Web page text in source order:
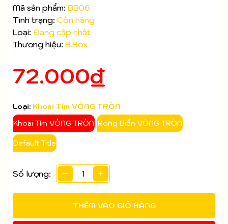
Mã sản phẩm: BB06
Tình trạng: Còn hàng
Loại: Đang cập nhật
Thương hiệu: B.Box
72.000₫
Loại: Khoai Tím VÒNG TRÒN
Khoai Tím VÒNG TRÒN Rong Biển VÒNG TRÒN
Default Title
Số lượng:
THÊM VÀO GIỎ HÀNG
Mã giảm giá:
Điều kiện: